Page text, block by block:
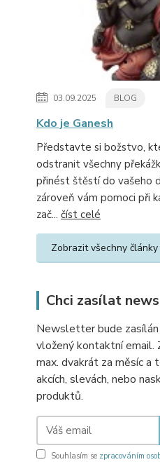
03.09.2025 BLOG
Kdo je Ganesh
Představte si božstvo,
odstranit všechny
přinést štěstí do vašeho
zároveň vám pomoci při
zač... číst celé
Zobrazit všechny články
Chci zasílat
Newsletter bude zasílán
vložený kontaktní email.
max. dvakrát za měsíc a
akcích, slevách, nebo
produktů.
Souhlasím se zpracováním